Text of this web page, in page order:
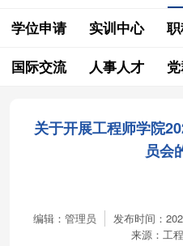
学位申请
实训中心
国际交流
人事人才
关于开展工程师学院
员会
编辑：管理员 发布时间：
来源：工